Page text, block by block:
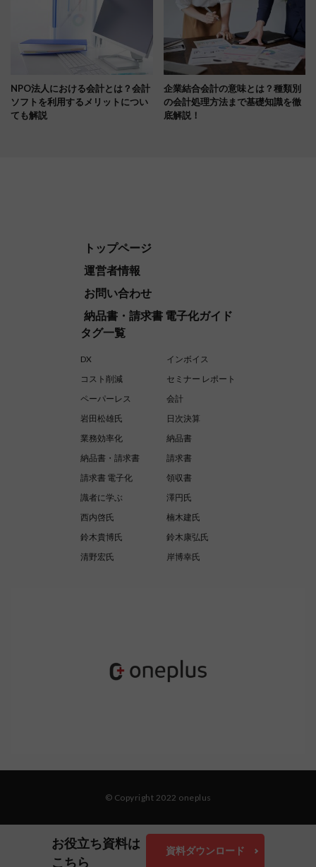
NPO法人における会計とは？会計
ソフトを利用するメリットについ
ても解説
企業結合会計の意味とは？種類別
の会計処理方法まで基礎知識を徹
底解説！
トップページ
運営者情報
お問い合わせ
納品書・請求書 電子化ガイド
タグ一覧
DX
インボイス
コスト削減
セミナー レポート
ペーパーレス
会計
岩田松雄氏
日次決算
業務効率化
納品書
納品書・請求書
請求書
請求書 電子化
領収書
識者に学ぶ
澤円氏
西内啓氏
楠木建氏
鈴木貴博氏
鈴木康弘氏
清野宏氏
岸博幸氏
お役立ち資料は
こちら
資料ダウンロード
© Copyright 2022 oneplus